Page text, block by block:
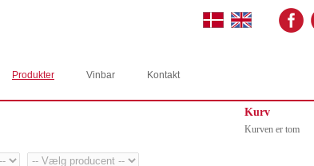
Produkter Vinbar Kontakt
Kurv
Kurven er tom